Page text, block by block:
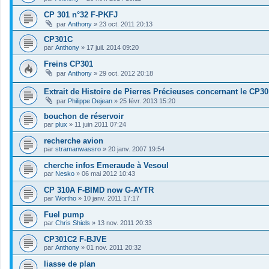
CP 301 n°32 F-PKFJ
par Anthony » 23 oct. 2011 20:13
CP301C
par Anthony » 17 juil. 2014 09:20
Freins CP301
par Anthony » 29 oct. 2012 20:18
Extrait de Histoire de Pierres Précieuses concernant le CP30
par Philippe Dejean » 25 févr. 2013 15:20
bouchon de réservoir
par plux » 11 juin 2011 07:24
recherche avion
par stramanwassro » 20 janv. 2007 19:54
cherche infos Emeraude à Vesoul
par Nesko » 06 mai 2012 10:43
CP 310A F-BIMD now G-AYTR
par Wortho » 10 janv. 2011 17:17
Fuel pump
par Chris Shiels » 13 nov. 2011 20:33
CP301C2 F-BJVE
par Anthony » 01 nov. 2011 20:32
liasse de plan